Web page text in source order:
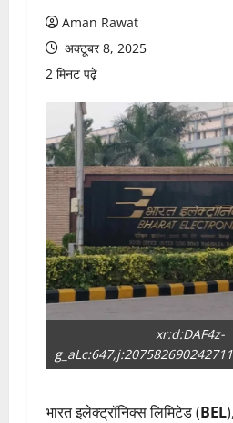
Aman Rawat
अक्टूबर 8, 2025
2 मिनट पढ़े
xr:d:DAF4z-
भारत इलेक्ट्रॉनिक्स लिमिटेड (BEL),